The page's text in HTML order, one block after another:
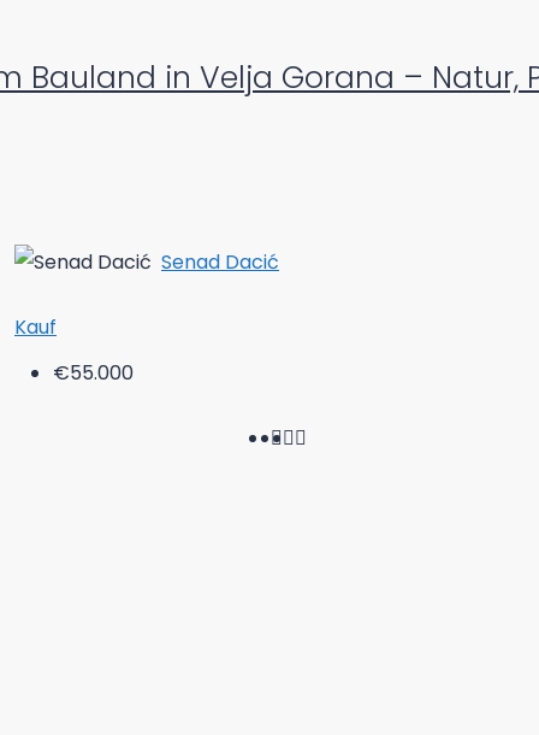
Bauland in Velja Gorana –
Senad Dacić
Kauf
€55.000